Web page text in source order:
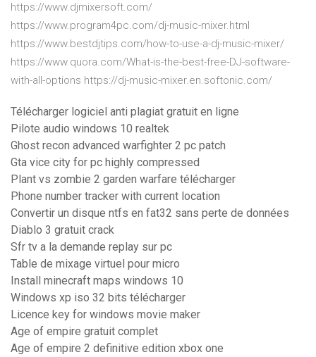
https://www.djmixersoft.com/
https://www.program4pc.com/dj-music-mixer.html
https://www.bestdjtips.com/how-to-use-a-dj-music-mixer/
https://www.quora.com/What-is-the-best-free-DJ-software-
with-all-options https://dj-music-mixer.en.softonic.com/
Télécharger logiciel anti plagiat gratuit en ligne
Pilote audio windows 10 realtek
Ghost recon advanced warfighter 2 pc patch
Gta vice city for pc highly compressed
Plant vs zombie 2 garden warfare télécharger
Phone number tracker with current location
Convertir un disque ntfs en fat32 sans perte de données
Diablo 3 gratuit crack
Sfr tv a la demande replay sur pc
Table de mixage virtuel pour micro
Install minecraft maps windows 10
Windows xp iso 32 bits télécharger
Licence key for windows movie maker
Age of empire gratuit complet
Age of empire 2 definitive edition xbox one